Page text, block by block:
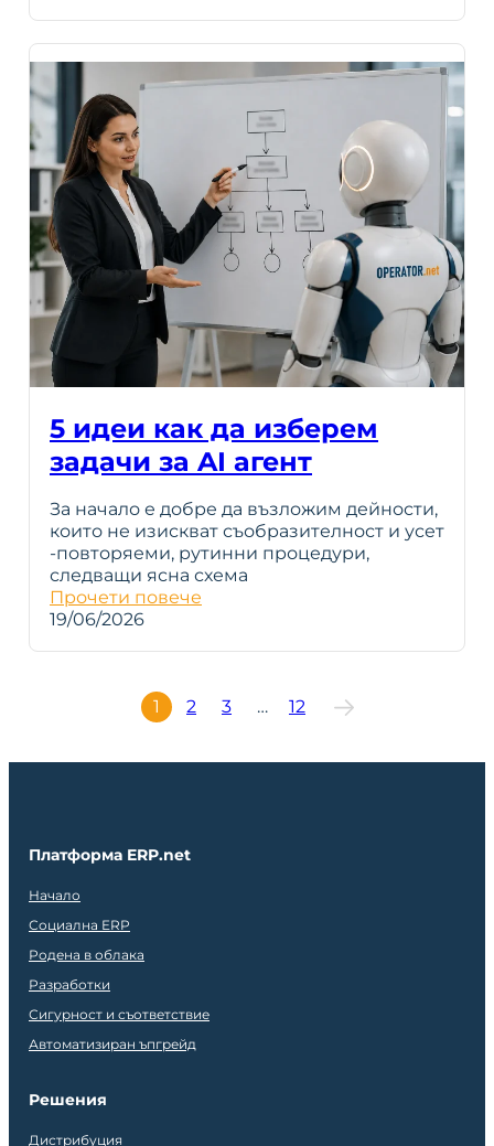
5 идеи как да изберем
задачи за AI агент
За начало е добре да възложим дейности,
които не изискват съобразителност и усет
-повторяеми, рутинни процедури,
следващи ясна схема
Прочети повече
19/06/2026
1 2 3 … 12
Платформа ERP.net
Начало
Социална ERP
Родена в облака
Разработки
Сигурност и съответствие
Автоматизиран ъпгрейд
Решения
Дистрибуция